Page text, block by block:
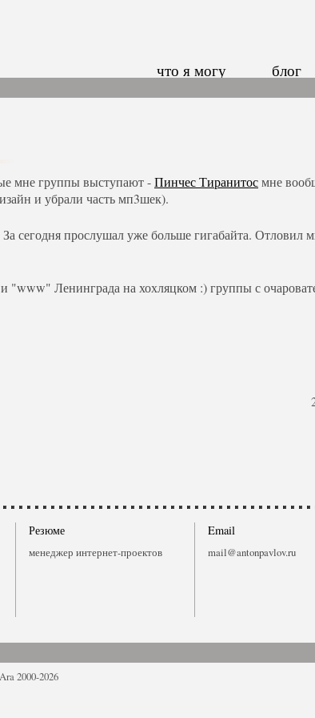
блог
что я могу
мне группы выступают -Пинчес Тиранитосмне
и убрали часть мп3шек).
прослушал уже больше гигабайта. Отловил
Ленинграда на хохляцком :) группы с
Резюме
менеджер интернет-проектов
Email
mail@antonpavlov.ru
2000-2026